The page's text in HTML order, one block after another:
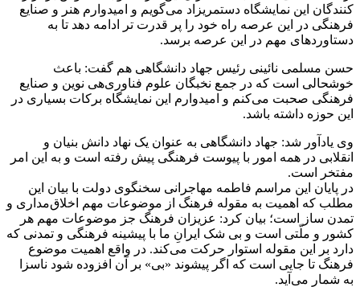
کنندگان این نمایشگاه دستمریزاد می‌گویم و امیدوارم هنر و صنایع
فرهنگی در این عرصه راه خود را پر قدرت تر ادامه دهد تا به
دستاوردهای مهم در این عرصه برسد.
حسن مسلمی نائینی رئیس جهاد دانشگاهی هم گفت: باعث
خوشحالی است که در جمع نخبگان علوم فناوری‌هی نوین و صنایع
فرهنگی صحبت می‌کنم و امیدوارم این نمایشگاه برکات بسیاری در
این حوزه داشته باشد.
وی یادآور شد: جهاد دانشگاهی به عنوان یک نهاد دانش بنیان و
انقلابی در همه امور با پیوست فرهنگی پیش رفته است و به این امر
مفتخر است.
در پایان این مراسم فاطمه مهاجرانی سخنگوی دولت با بیان این
مطلب که اهمیت به مقوله فرهنگ از موضوعات مهم اخلاق‌مداری و
تمدن ساز است؛ بیان کرد: عزیزان فرهنگ جز موضوعات مهم هر
کشور و ملّتی است و بی شک ایرانِ ما با پیشینه فرهنگی و تمدنی که
دارد بر این مقوله استوار حرکت می‌کند. در واقع اهمیت موضوع
فرهنگ تا جایی است که اگر پیشوند «بی» بر آن افزوده شود ناسزا
به شمار می‌آید.